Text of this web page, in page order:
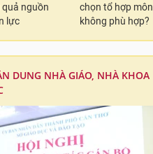
quả nguồn
lực
chọn tổ hợp môn
không phù hợp?
DUNG NHÀ GIÁO, NHÀ KHOA